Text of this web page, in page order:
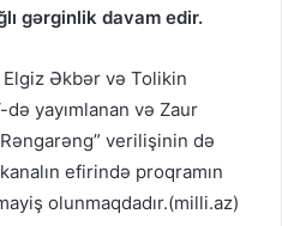
gərginlik davam edir.
Əkbər və Tolikin
yayımlanan və Zaur
verilişinin də
kanalın efirində proqramın
olunmaqdadır.(milli.az)